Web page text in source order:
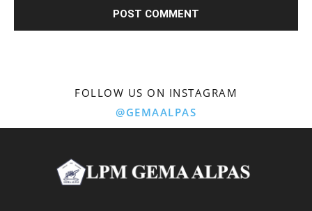
FOLLOW US ON INSTAGRAM
@GEMAALPAS